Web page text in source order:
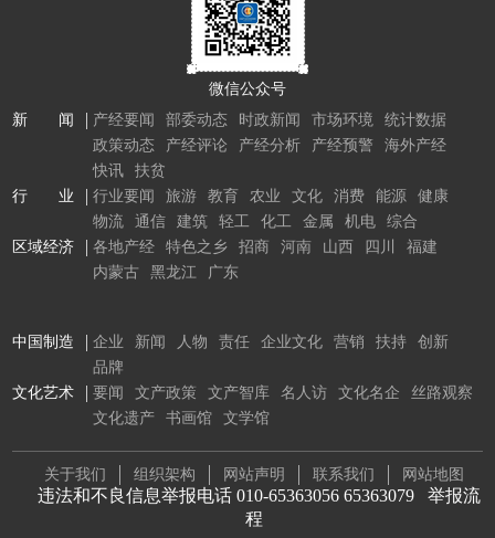
微信公众号
新 闻
产经要闻 部委动态 时政新闻 市场环境
统计数据
政策动态
产经评论 产经分析 产经预警
海外产经
快讯
扶贫
行 业
行业要闻 旅游 教育 农业 文化 消费 能源
健康
物流
通信 建筑 轻工 化工 金属 机电
综合
区域经济
各地产经 特色之乡 招商 河南 山西 四川
福建
内蒙古
黑龙江 广东
中国制造 企业 新闻 人物 责任 企业文化 营销 扶持
创新
品牌
文化艺术
要闻 文产政策 文产智库 名人访 文化名企
丝路观察
文化遗产
书画馆 文学馆
关于我们 组织架构 网站声明 联系我们 网站地图
违法和不良信息举报电话 010-65363056 65363079 举报流
程